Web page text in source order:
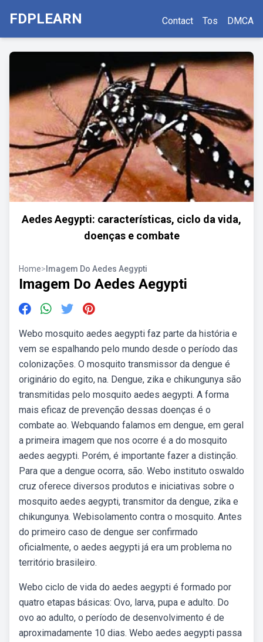
FDPLEARN Contact Tos DMCA
Aedes Aegypti: características, ciclo da vida,
doenças e combate
Home> Imagem Do Aedes Aegypti
Imagem Do Aedes Aegypti
Webo mosquito aedes aegypti faz parte da história e
vem se espalhando pelo mundo desde o período das
colonizações. O mosquito transmissor da dengue é
originário do egito, na. Dengue, zika e chikungunya são
transmitidas pelo mosquito aedes aegypti. A forma
mais eficaz de prevenção dessas doenças é o
combate ao. Webquando falamos em dengue, em geral
a primeira imagem que nos ocorre é a do mosquito
aedes aegypti. Porém, é importante fazer a distinção.
Para que a dengue ocorra, são. Webo instituto oswaldo
cruz oferece diversos produtos e iniciativas sobre o
mosquito aedes aegypti, transmitor da dengue, zika e
chikungunya. Webisolamento contra o mosquito. Antes
do primeiro caso de dengue ser confirmado
oficialmente, o aedes aegypti já era um problema no
território brasileiro.
Webo ciclo de vida do aedes aegypti é formado por
quatro etapas básicas: Ovo, larva, pupa e adulto. Do
ovo ao adulto, o período de desenvolvimento é de
aproximadamente 10 dias. Webo aedes aegypti passa